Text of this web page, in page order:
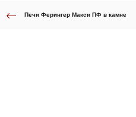
Печи Ферингер Макси ПФ в камне